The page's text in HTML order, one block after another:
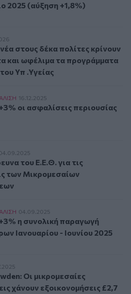
2025 (αύξηση +1,8%)
στους δέκα πολίτες κρίνουν
στους δέκα πολίτες κρίνουν
και ωφέλιμα τα προγράμματα
Υπ .Υγείας
οι ασφαλίσεις περιουσίας το
16.12.2025
οι ασφαλίσεις περιουσίας
του Ε.Ε.Θ. για τις προκλήσεις
του Ε.Ε.Θ. για τις
των Μικρομεσαίων
η συνολική παραγωγή
04.09.2025
η συνολική παραγωγή
Ιανουαρίου - Ιουνίου 2025
Οι μικρομεσαίες
Οι μικρομεσαίες
χάνουν εξοικονομήσεις £2,7